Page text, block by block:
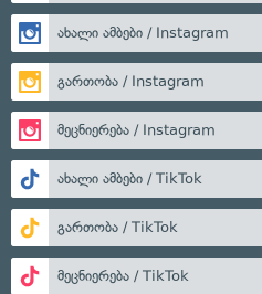
ახალი ამბები / Instagram
გართობა / Instagram
მეცნიერება / Instagram
ახალი ამბები / TikTok
გართობა / TikTok
მეცნიერება / TikTok